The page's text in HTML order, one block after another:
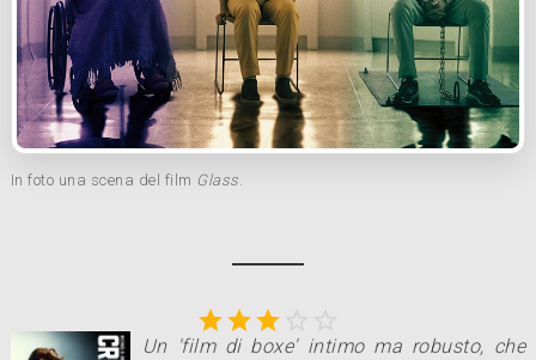
In foto una scena del film Glass.

Un 'film di boxe' intimo ma robusto, che